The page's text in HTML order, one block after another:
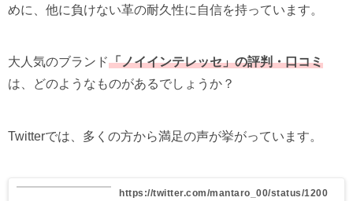
めに、他に負けない革の耐久性に自信を持っています。
大人気のブランド「ノイインテレッセ」の評判・口コミ
は、どのようなものがあるでしょうか？
Twitterでは、多くの方から満足の声が挙がっています。
https://twitter.com/mantaro_00/status/1200